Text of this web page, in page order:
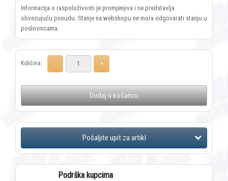
Informacija o raspoloživosti je promjenjiva i ne predstavlja
obvezujuću ponudu. Stanje na webshopu ne mora odgovarati stanju u
poslovnicama.
Količina:
Dodaj u košaricu
Podrška kupcima